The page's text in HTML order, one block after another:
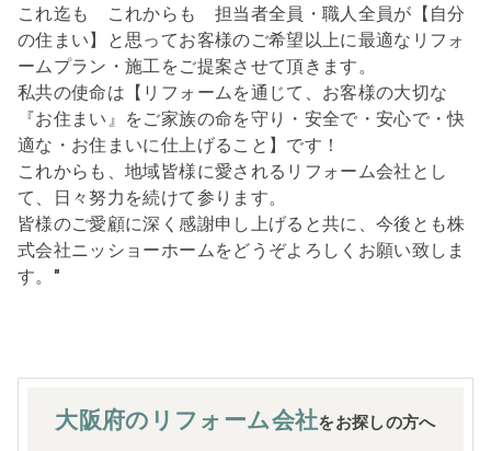
これ迄も これからも 担当者全員・職人全員が【自分
の住まい】と思ってお客様のご希望以上に最適なリフォ
ームプラン・施工をご提案させて頂きます。
私共の使命は【リフォームを通じて、お客様の大切な
『お住まい』をご家族の命を守り・安全で・安心で・快
適な・お住まいに仕上げること】です！
これからも、地域皆様に愛されるリフォーム会社とし
て、日々努力を続けて参ります。
皆様のご愛顧に深く感謝申し上げると共に、今後とも株
式会社ニッショーホームをどうぞよろしくお願い致しま
す。"
大阪府の リフォーム会社をお探しの方へ